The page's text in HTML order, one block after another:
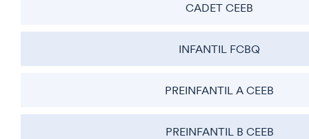
CADET CEEB
INFANTIL FCBQ
PREINFANTIL A CEEB
PREINFANTIL B CEEB